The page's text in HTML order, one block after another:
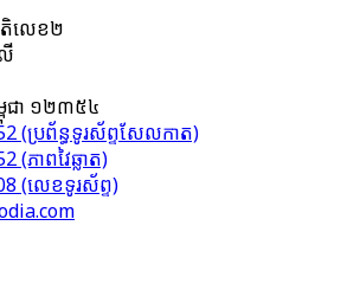
តិ​លេខ​២
ពុជា​ ១២៣៥៤
(ប្រព័ន្ធ​ទូរស័ព្ទ​សែល​កាត)
(ភាពវៃឆ្លាត)
(លេខ​ទូរស័ព្ទ)